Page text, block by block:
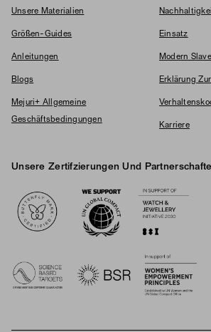
Unsere Materialien
Größen-Guides
Anleitungen
Blogs
Mejuri+ Allgemeine
Geschäftsbedingungen
Einsatz
Modern
Erklärung
Karriere
Unsere Zertifzierungen Und